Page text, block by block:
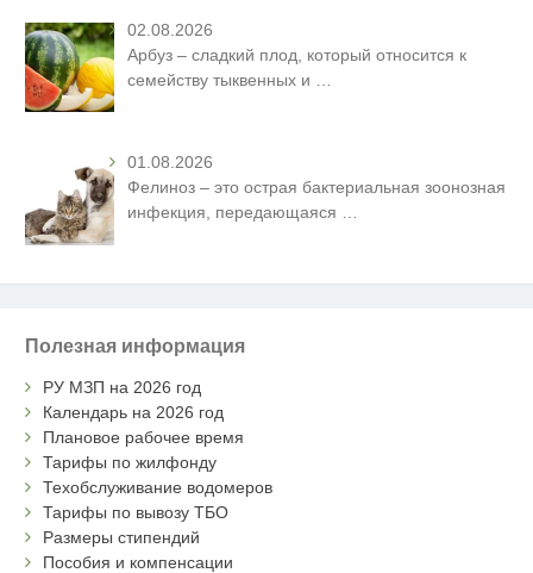
02.08.2026
Арбуз – сладкий плод, который относится к
семейству тыквенных и
01.08.2026
Фелиноз – это острая бактериальная зоонозная
инфекция, передающаяся …
Полезная информация
РУ МЗП на 2026 год
Календарь на 2026 год
Плановое рабочее время
Тарифы по жилфонду
Техобслуживание водомеров
Тарифы по вывозу ТБО
Размеры стипендий
Пособия и компенсации